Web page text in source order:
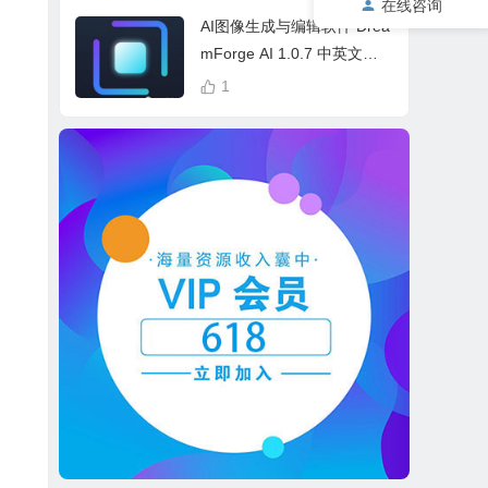
AI图像生成与编辑软件 Drea
mForge AI 1.0.7 中英文多
语言 Win 本地离线运行
1
在线咨询